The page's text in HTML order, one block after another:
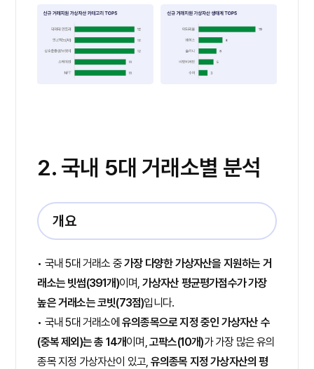
2. 국내 5대 거래소별 분석
개요
• 국내 5대 거래소 중가장 다양한 가상자산을 지원하는 거
래소는 빗썸(391개)이며, 가상자산 평균평가점수가 가장
높은 거래소는 코빗(73점)입니다.
• 국내 5대 거래소에 유의종목으로 지정 중인 가상자산 수
(중복 제외)는 총 14개이며,고팍스(10개)가 가장 많은 유의
종목 지정 가상자산이 있고, 유의종목 지정 가상자산의 평